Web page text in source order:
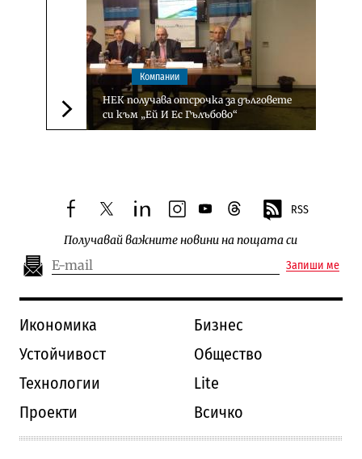
Следваща новина
Компании
НЕК получава отсрочка за дълговете
си към „Ей И Ес Гълъбово“
facebooktwitterlinkedininstagram
youtubethreads RSS
Получавай важните новини на пощата си
Запиши ме
Икономика
Бизнес
Устойчивост
Общество
Технологии
Lite
Проекти
Всичко